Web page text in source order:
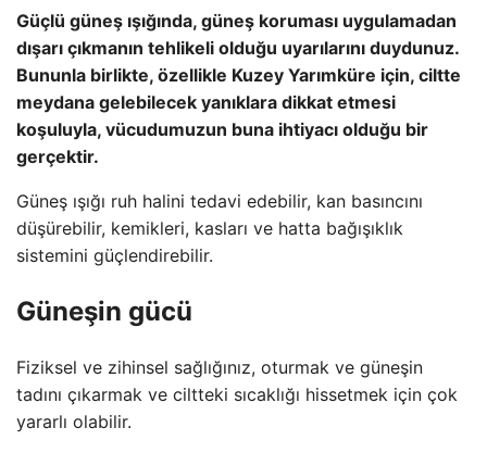
Güçlü güneş ışığında, güneş koruması uygulamadan
dışarı çıkmanın tehlikeli olduğu uyarılarını duydunuz.
Bununla birlikte, özellikle Kuzey Yarımküre için, ciltte
meydana gelebilecek yanıklara dikkat etmesi
koşuluyla, vücudumuzun buna ihtiyacı olduğu bir
gerçektir.
Güneş ışığı ruh halini tedavi edebilir, kan basıncını
düşürebilir, kemikleri, kasları ve hatta bağışıklık
sistemini güçlendirebilir.
Güneşin gücü
Fiziksel ve zihinsel sağlığınız, oturmak ve güneşin
tadını çıkarmak ve ciltteki sıcaklığı hissetmek için çok
yararlı olabilir.